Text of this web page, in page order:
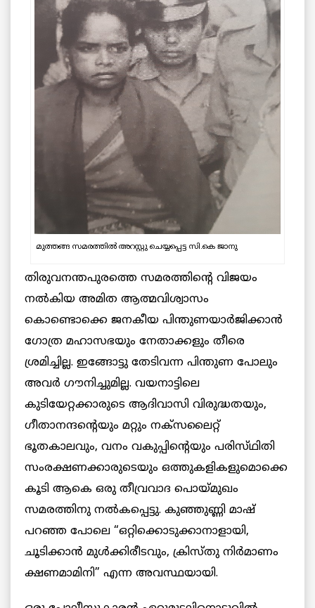
മുത്തങ്ങ സമരത്തിൽ അറസ്റ്റു ചെയ്യപ്പെട്ട സി.കെ ജാനു
തിരുവനന്തപുരത്തെ സമരത്തിന്റെ വിജയം
നല്‍കിയ അമിത ആത്മവിശ്വാസം
കൊണ്ടൊക്കെ ജനകീയ പിന്തുണയാര്‍ജിക്കാൻ
ഗോത്ര മഹാസഭയും നേതാക്കളും തീരെ
ശ്രമിച്ചില്ല. ഇങ്ങോട്ടു തേടിവന്ന പിന്തുണ പോലും
അവര്‍ ഗൗനിച്ചുമില്ല. വയനാട്ടിലെ
കുടിയേറ്റക്കാരുടെ ആദിവാസി വിരുദ്ധതയും,
ഗീതാനന്ദന്റെയും മറ്റും നക്‌സലൈറ്റ്‌
ഭൂതകാലവും, വനം വകുപ്പിന്റെയും പരിസ്‌ഥിതി
സംരക്ഷണക്കാരുടെയും ഒത്തുകളികളുമൊക്കെ
കൂടി ആകെ ഒരു തീവ്രവാദ പൊയ്‌മുഖം
സമരത്തിനു നല്‍കപ്പെട്ടു. കുഞ്ഞുണ്ണി മാഷ്
‌പറഞ്ഞ പോലെ “ഒറ്റിക്കൊടുക്കാനാളായി,
ചൂടിക്കാന്‍ മുള്‍ക്കിരീടവും, ക്രിസ്‌തു നിര്‍മാണം
ക്ഷണമാമിനി” എന്ന അവസ്ഥയായി.